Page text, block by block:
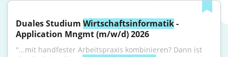
Duales Studium Wirtschaftsinformatik -
Application Mngmt (m/w/d) 2026
"...mit handfester Arbeitspraxis kombinieren? Dann ist